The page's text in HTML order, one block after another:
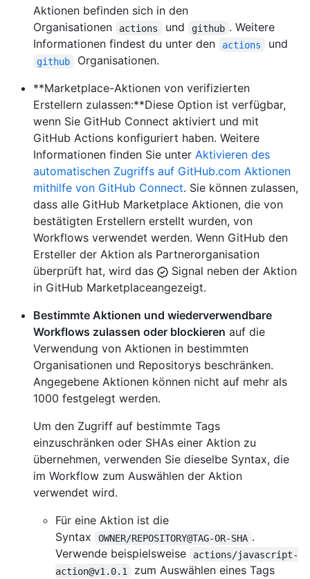
Aktionen befinden sich in den
Organisationen
actions und github . Weitere
Informationen findest du unter den
actions und
github
Organisationen.
**Marketplace-Aktionen von verifizierten
Erstellern zulassen:**Diese Option ist verfügbar,
wenn Sie GitHub Connect aktiviert und mit
GitHub Actions konfiguriert haben. Weitere
Informationen finden Sie unter Aktivieren des
automatischen Zugriffs auf GitHub.com Aktionen
mithilfe von GitHub Connect. Sie können zulassen,
dass alle GitHub Marketplace Aktionen, die von
bestätigten Erstellern erstellt wurden, von
Workflows verwendet werden. Wenn GitHub den
Ersteller der Aktion als Partnerorganisation
überprüft hat, wird das
Signal neben der Aktion
in GitHub Marketplaceangezeigt.
Bestimmte Aktionen und wiederverwendbare
Workflows zulassen oder blockieren auf die
Verwendung von Aktionen in bestimmten
Organisationen und Repositorys beschränken.
Angegebene Aktionen können nicht auf mehr als
1000 festgelegt werden.
Um den Zugriff auf bestimmte Tags
einzuschränken oder SHAs einer Aktion zu
übernehmen, verwenden Sie dieselbe Syntax, die
im Workflow zum Auswählen der Aktion
verwendet wird.
Für eine Aktion ist die
Syntax
OWNER/REPOSITORY@TAG-OR-SHA .
Verwende beispielsweise
actions/javascript-
action@v1.0.1
zum Auswählen eines Tags